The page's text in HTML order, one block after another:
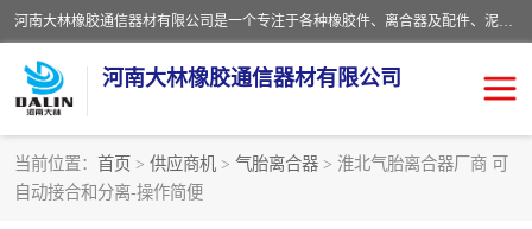
河南大林橡胶通信器材有限公司是一个专注于各种橡胶件、离合器及配件、泥浆泵及配件等产品设计制造和加工的企业。产品应用于矿山、冶金、石油、钢铁、化工、水泥、船舶、造纸、通用机械等各种大功率机械传动或制动装置。
河南大林橡胶通信器材有限公司
当前位置： 首页 > 供应商机 > 气胎离合器 > 淮北气胎离合器厂商 可
自动接合和分离-操作简便
推盘离合器